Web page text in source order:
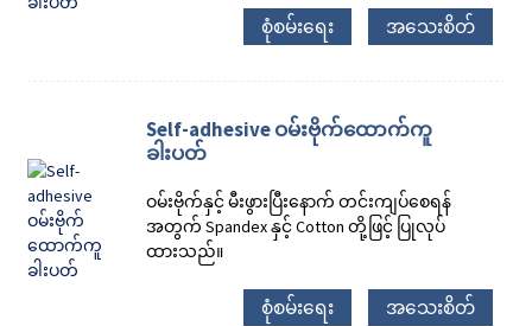
စုံစမ်းရေး အသေးစိတ်
Self-adhesive ဝမ်းဗိုက်ထောက်ကူ
ခါးပတ်
ဝမ်းဗိုက်နှင့် မီးဖွားပြီးနောက် တင်းကျပ်စေရန်
အတွက် Spandex နှင့် Cotton တို့ဖြင့် ပြုလုပ်
ထားသည်။
စုံစမ်းရေး အသေးစိတ်